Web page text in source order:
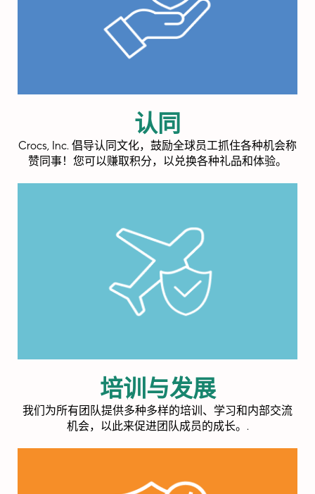
认同
Crocs, Inc. 倡导认同文化，鼓励全球员工抓住各种机会称
赞同事！您可以赚取积分，以兑换各种礼品和体验。
培训与发展
我们为所有团队提供多种多样的培训、学习和内部交流
机会，以此来促进团队成员的成长。.